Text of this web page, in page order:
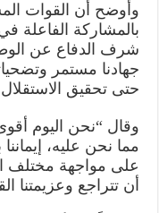
وأوضح أن القوات
بالمشاركة الفاعلة
شرف الدفاع عن
جهادنا مستمر
حتى تحقيق
وقال “نحن اليوم
مما نحن عليه، إيماننا
على مواجهة مختلف
أن تتراجع وعزيمتنا